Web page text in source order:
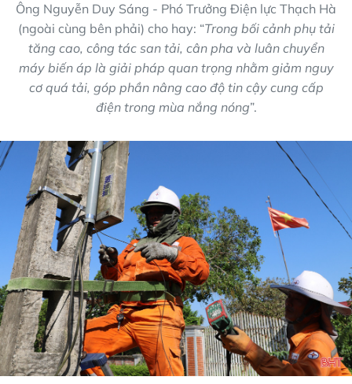
Ông Nguyễn Duy Sáng - Phó Trưởng Điện lực Thạch Hà
(ngoài cùng bên phải) cho hay: “Trong bối cảnh phụ tải
tăng cao, công tác san tải, cân pha và luân chuyển
máy biến áp là giải pháp quan trọng nhằm giảm nguy
cơ quá tải, góp phần nâng cao độ tin cậy cung cấp
điện trong mùa nắng nóng”.